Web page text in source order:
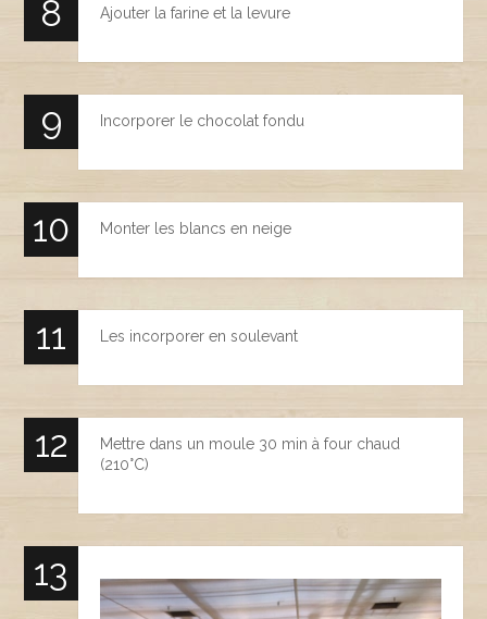
Ajouter la farine et la levure
Incorporer le chocolat fondu
Monter les blancs en neige
Les incorporer en soulevant
Mettre dans un moule 30 min à four chaud
(210°C)